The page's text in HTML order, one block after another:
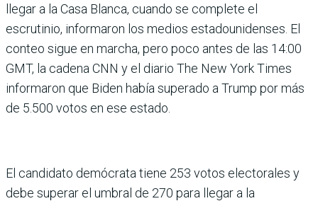
llegar a la Casa Blanca, cuando se complete el
escrutinio, informaron los medios estadounidenses. El
conteo sigue en marcha, pero poco antes de las 14:00
GMT, la cadena CNN y el diario The New York Times
informaron que Biden había superado a Trump por más
de 5.500 votos en ese estado.
El candidato demócrata tiene 253 votos electorales y
debe superar el umbral de 270 para llegar a la